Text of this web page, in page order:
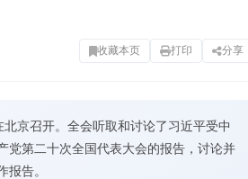
收藏本页 打印 分享
京召开。全会听取和讨论了习近平受中
党第二十次全国代表大会的报告，讨论并
告。